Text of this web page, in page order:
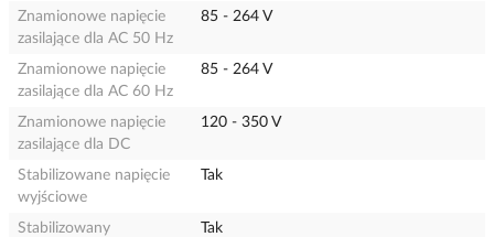
Znamionowe napięcie
zasilające dla AC 50 Hz
85 - 264 V
Znamionowe napięcie
zasilające dla AC 60 Hz
85 - 264 V
Znamionowe napięcie
zasilające dla DC
120 - 350 V
Stabilizowane napięcie
wyjściowe
Tak
Stabilizowany Tak